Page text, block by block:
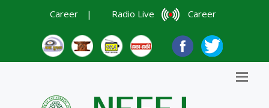
Career | Radio Live Career